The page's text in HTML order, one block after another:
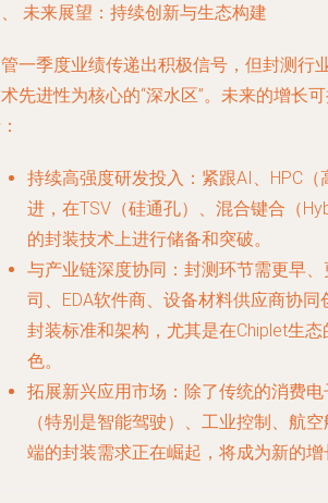
未来展望：持续创新与生态构建
一季度业绩传递出积极信号，但封测行
先进性为核心的“深水区”。未来的增长
持续高强度研发投入 ：紧跟AI、HPC
进，在TSV（硅通孔）、混合键合（
的封装技术上进行储备和突破。
与产业链深度协同 ：封测环节需更早
司、EDA软件商、设备材料供应商协
封装标准和架构，尤其是在Chiplet生
色。
拓展新兴应用市场 ：除了传统的消费
（特别是智能驾驶）、工业控制、航
端的封装需求正在崛起，将成为新的增